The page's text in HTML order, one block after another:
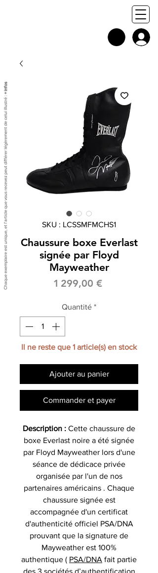
SKU : LCSSMFMCHS1
Chaussure boxe Everlast
signée par Floyd
Mayweather
1 299,00 €Prix
Quantité *
Il ne reste que 1 article(s) en stock
Ajouter au panier
Commander et payer
Description : Cette chaussure de
boxe Everlast noire a été signée
par Floyd Mayweather lors d'une
séance de dédicace privée
organisée par l'un de nos
partenaires américains . Chaque
chaussure signée est
accompagnée d'un certificat
d'authenticité officiel PSA/DNA
prouvant que la signature de
Mayweather est 100%
authentique ( PSA/DNA fait partie
des 3 sociétés d’authentification
Chaque exemplaire est unique, et l'article que vous recevez peut différer légèrement de celui illustré :
+ infos